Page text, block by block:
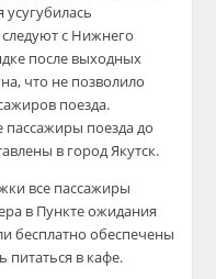
с Нижнего
после выходных
что не позволило
поезда.
пассажиры поезда до
в город Якутск.
все пассажиры
в Пункте ожидания
бесплатно обеспечены
питаться в кафе.